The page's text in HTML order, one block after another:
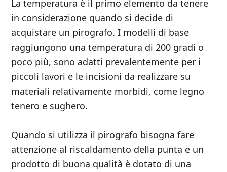
La temperatura è il primo elemento da tenere
in considerazione quando si decide di
acquistare un pirografo. I modelli di base
raggiungono una temperatura di 200 gradi o
poco più, sono adatti prevalentemente per i
piccoli lavori e le incisioni da realizzare su
materiali relativamente morbidi, come legno
tenero e sughero.
Quando si utilizza il pirografo bisogna fare
attenzione al riscaldamento della punta e un
prodotto di buona qualità è dotato di una